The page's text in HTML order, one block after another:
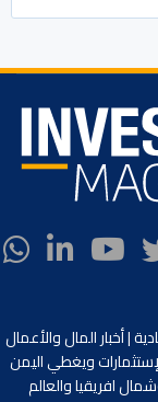
| أخبار المال والأعمال
ويغطي اليمن
افريقيا والعالم